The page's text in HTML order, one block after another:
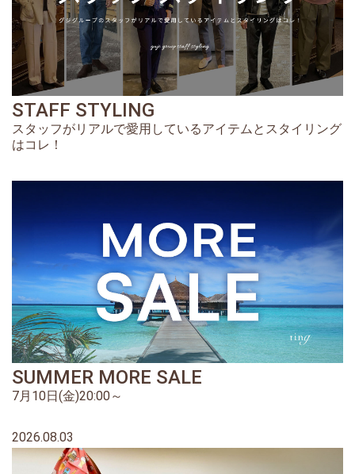
STAFF STYLING
スタッフがリアルで愛用しているアイテムとスタイリング
はコレ！
SUMMER MORE SALE
7月10日(金)20:00～
2026.08.03